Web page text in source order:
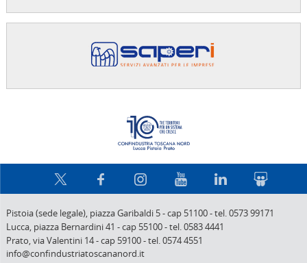
Pistoia (sede legale), piazza Garibaldi 5-cap 51100-tel. 0573 99171
Lucca, piazza Bernardini 41 -cap 55100-tel. 0583 4441
Prato,via Valentini 14-cap 59100-tel. 0574 4551
info@confindustriatoscananord.it